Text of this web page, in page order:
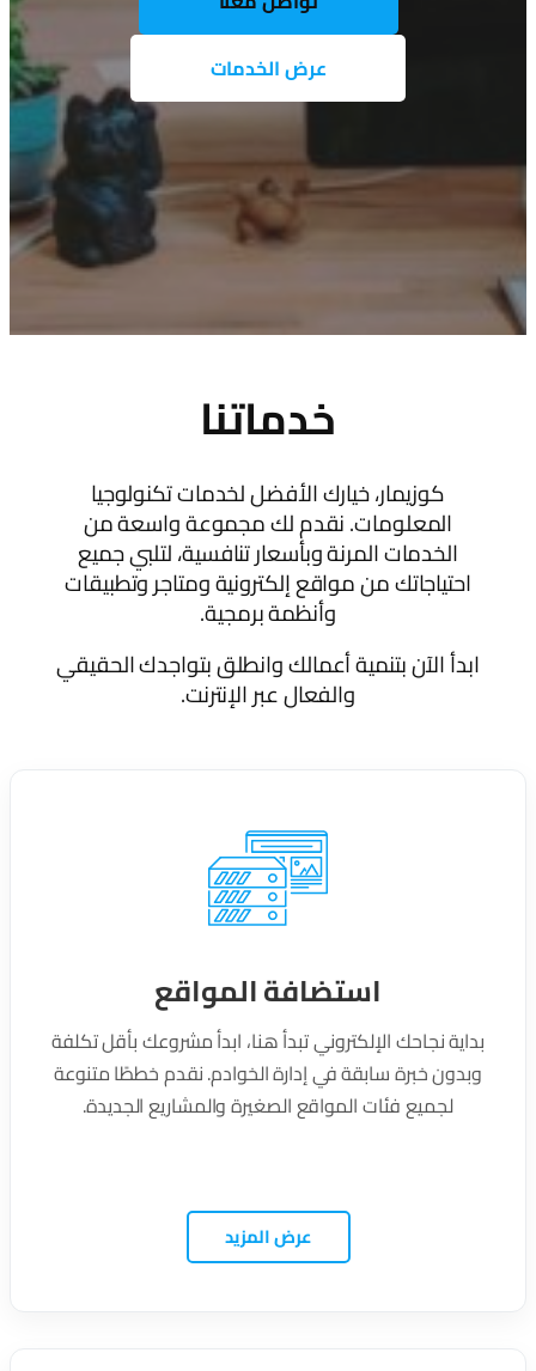
عرض الخدمات
خدماتنا
كوزيمار، خيارك الأفضل لخدمات تكنولوجيا
المعلومات. نقدم لك مجموعة واسعة من
الخدمات المرنة وبأسعار تنافسية، لتلبي جميع
احتياجاتك من مواقع إلكترونية ومتاجر وتطبيقات
وأنظمة برمجية.
ابدأ الآن بتنمية أعمالك وانطلق بتواجدك الحقيقي
والفعال عبر الإنترنت.
استضافة المواقع
بداية نجاحك الإلكتروني تبدأ هنا، ابدأ مشروعك بأقل تكلفة
وبدون خبرة سابقة في إدارة الخوادم. نقدم خططًا متنوعة
لجميع فئات المواقع الصغيرة والمشاريع الجديدة.
عرض المزيد